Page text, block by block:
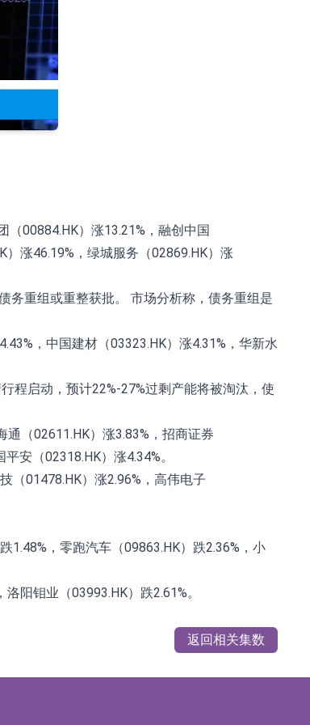
（00884.HK）涨13.21%，融创中国
）涨46.19%，绿城服务（02869.HK）涨
务重组或重整获批。 市场分析称，债务重组是
，中国建材（03323.HK）涨4.31%，华新水
程启动，预计22%-27%过剩产能将被淘汰，使
（02611.HK）涨3.83%，招商证券
安（02318.HK）涨4.34%。
（01478.HK）涨2.96%，高伟电子
1.48%，零跑汽车（09863.HK）跌2.36%，小
阳钼业（03993.HK）跌2.61%。
返回相关集数